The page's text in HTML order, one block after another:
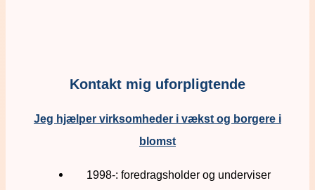
Kontakt mig uforpligtende
Jeg hjælper virksomheder i vækst og borgere i
blomst
1998-: foredragsholder og underviser